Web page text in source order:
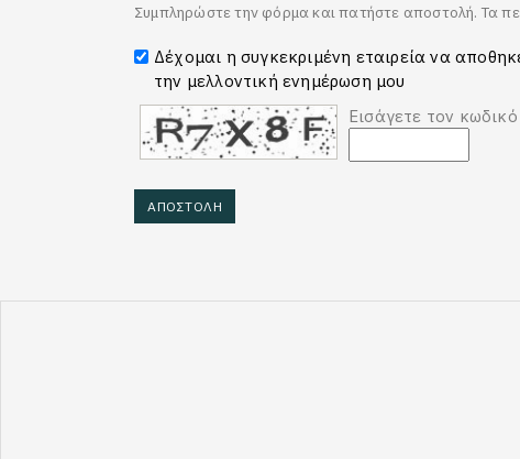
Συμπληρώστε την φόρμα και πατήστε αποστολή. Τα
Δέχομαι η συγκεκριμένη εταιρεία να
την μελλοντική ενημέρωση μου
Εισάγετε τον κωδικό
ΑΠΟΣΤΟΛΗ